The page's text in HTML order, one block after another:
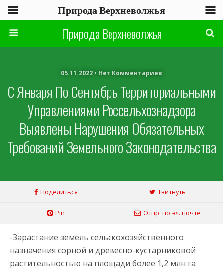
Природа Верхневолжья
05.11.2022 • Нет Комментариев
С Января По Сентябрь Территориальными
Управлениями Россельхознадзора
Выявлены Нарушения Обязательных
Требований Земельного Законодательства
Поделиться Твитнуть
Pin Отпр. по эл. почте
-Зарастание земель сельскохозяйственного
назначения сорной и древесно-кустарниковой
растительностью на площади более 1,2 млн га
Природа Верхневолжья